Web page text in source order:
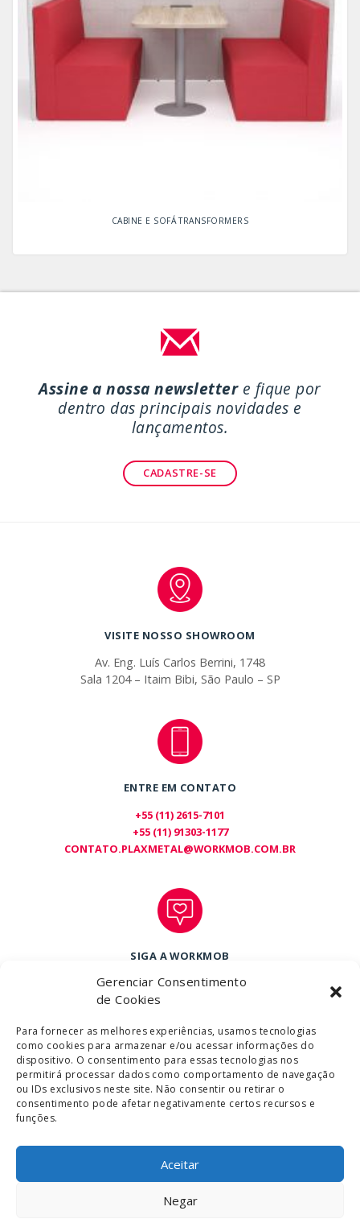
Gerenciar Consentimento
de Cookies
Para fornecer as melhores experiências, usamos tecnologias
como cookies para armazenar e/ou acessar informações do
dispositivo. O consentimento para essas tecnologias nos
permitirá processar dados como comportamento de navegação
ou IDs exclusivos neste site. Não consentir ou retirar o
consentimento pode afetar negativamente certos recursos e
funções.
Aceitar
Negar
CABINE E SOFÁ TRANSFORMERS
Assine a nossa newslettere fique por
dentro das principais novidades e
lançamentos.
CADASTRE-SE
VISITE NOSSO SHOWROOM
Av. Eng. Luís Carlos Berrini, 1748
Sala 1204 – Itaim Bibi, São Paulo – SP
ENTRE EM CONTATO
+55 (11) 2615-7101
+55 (11) 91303-1177
CONTATO.PLAXMETAL@WORKMOB.COM.BR
SIGA A WORKMOB
Copyright © 2020 Wokrmob Móveis Corporativos Ltda. Todos os direitos
Fale com a gente